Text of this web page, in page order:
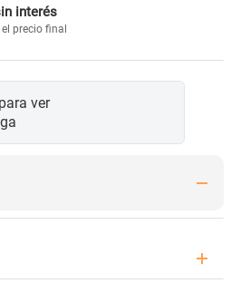
interés
precio final
para ver